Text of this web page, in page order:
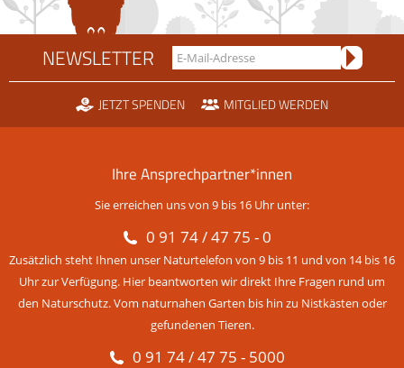
NEWSLETTER
JETZT SPENDEN MITGLIED WERDEN
Ihre Ansprechpartner*innen
Sie erreichen uns von 9 bis 16 Uhr unter:
0 91 74 / 47 75 - 0
Zusätzlich steht Ihnen unser Naturtelefon von 9 bis 11 und von 14 bis 16
Uhr zur Verfügung. Hier beantworten wir direkt Ihre Fragen rund um
den Naturschutz. Vom naturnahen Garten bis hin zu Nistkästen oder
gefundenen Tieren.
0 91 74 / 47 75 - 5000